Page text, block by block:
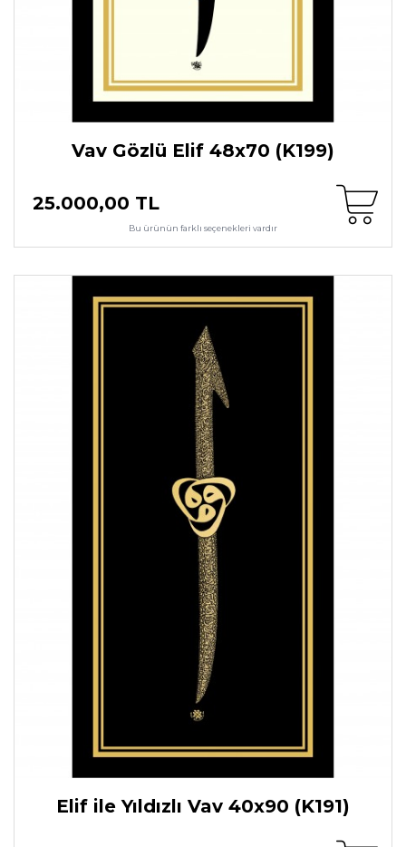
Vav Gözlü Elif 48x70 (K199)
25.000,00 TL
Bu ürünün farklı seçenekleri vardır
Elif ile Yıldızlı Vav 40x90 (K191)